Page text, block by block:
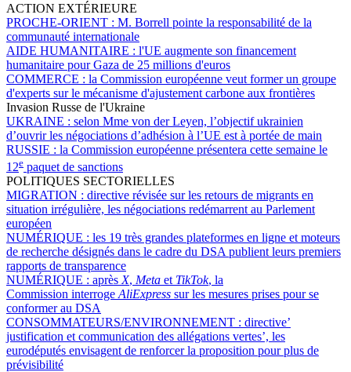
ACTION EXTÉRIEURE
PROCHE-ORIENT : M. Borrell pointe la responsabilité de la
communauté internationale
AIDE HUMANITAIRE : l'UE augmente son financement
humanitaire pour Gaza de 25 millions d'euros
COMMERCE : la Commission européenne veut former un groupe
d'experts sur le mécanisme d'ajustement carbone aux frontières
Invasion Russe de l'Ukraine
UKRAINE : selon Mme von der Leyen, l’objectif ukrainien
d’ouvrir les négociations d’adhésion à l’UE est à portée de main
RUSSIE : la Commission européenne présentera cette semaine le
12e paquet de sanctions
POLITIQUES SECTORIELLES
MIGRATION : directive révisée sur les retours de migrants en
situation irrégulière, les négociations redémarrent au Parlement
européen
NUMÉRIQUE : les 19 très grandes plateformes en ligne et moteurs
de recherche désignés dans le cadre du DSA publient leurs premiers
rapports de transparence
NUMÉRIQUE : après X, Meta et TikTok, la
Commission interroge AliExpress sur les mesures prises pour se
conformer au DSA
CONSOMMATEURS/ENVIRONNEMENT : directive’
justification et communication des allégations vertes’, les
eurodéputés envisagent de renforcer la proposition pour plus de
prévisibilité